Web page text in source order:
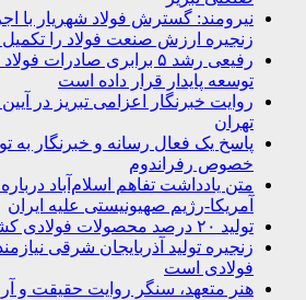
نیرومند: گسترش فولاد شهریار با
زنجیره ارزش صنعت فولاد را
رفیعی رشد ۵ برابری
توسعه پایدار قرار داده است
روایت خبرنگار اعزامی تبریز در
تهران
پاسخ یک فعال رسانه و خبرنگار به
خصوص رفراندوم
متن یادداشت تفاهم اسلام‌آباد
آمریکا-رژیم صهیونیستی علیه ایران
تولید ۲۰ درصد محصولات فولادی کشور در بناب
زنجیره تولید آذربایجان شرقی
فولادی است
هنر متعهد، سنگر روایت حقیقت و